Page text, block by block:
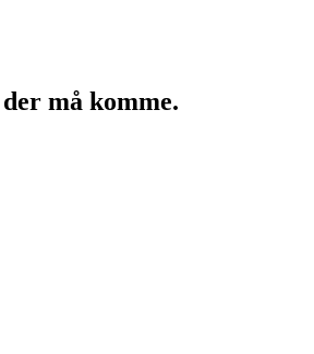
må komme.